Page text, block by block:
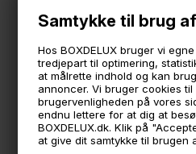
Samtykke til brug
Hos BOXDELUX bruger vi
tredjepart til optimering,
at målrette indhold og kan
annoncer. Vi bruger cookies
brugervenligheden på vores
endnu lettere for at dig at
BOXDELUX.dk. Klik på
at give dit samtykke til brugen
Del af en serie af bøtter til
gennemsigtigt låg - specielt
dine tørvarer i skuffer.
Derved har du nemt overblik
SmartStore Vision/GastoMax
mel, cornflakes, ris, pasta og
Eksempler på hvad den kan
kaffe.